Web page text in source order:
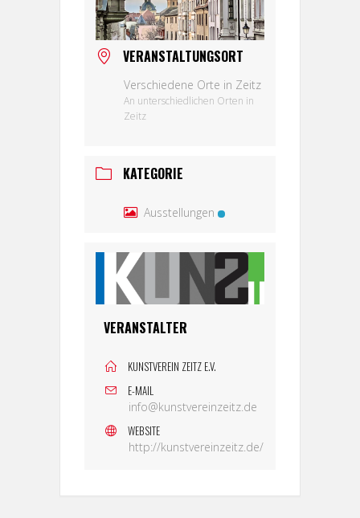
VERANSTALTUNGSORT
Verschiedene Orte in Zeitz
An unterschiedlichen Orten in
Zeitz
KATEGORIE
Ausstellungen
VERANSTALTER
KUNSTVEREIN ZEITZ E.V.
E-MAIL
info@kunstvereinzeitz.de
WEBSITE
http://kunstvereinzeitz.de/